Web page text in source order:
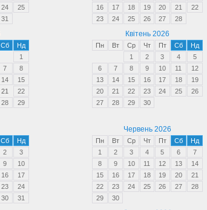
24
25
31
16
17 18 19 20 21
22
23
24 25 26 27 28
Сб
Нд
1
7
8
14
15
21
22
28
29
Квітень 2026
Пн Вт Ср Чт Пт Сб
Нд
1
2 3 4
5
6
7 8 9 10 11
12
13
14 15 16 17 18
19
20
21 22 23 24 25
26
27
28 29 30
Сб
Нд
2
3
9
10
16
17
23
24
30 31
Червень 2026
Пн Вт Ср Чт Пт Сб
Нд
1
2 3 4 5 6
7
8
9 10 11 12 13
14
15
16 17 18 19 20
21
22
23 24 25 26 27
28
29
30